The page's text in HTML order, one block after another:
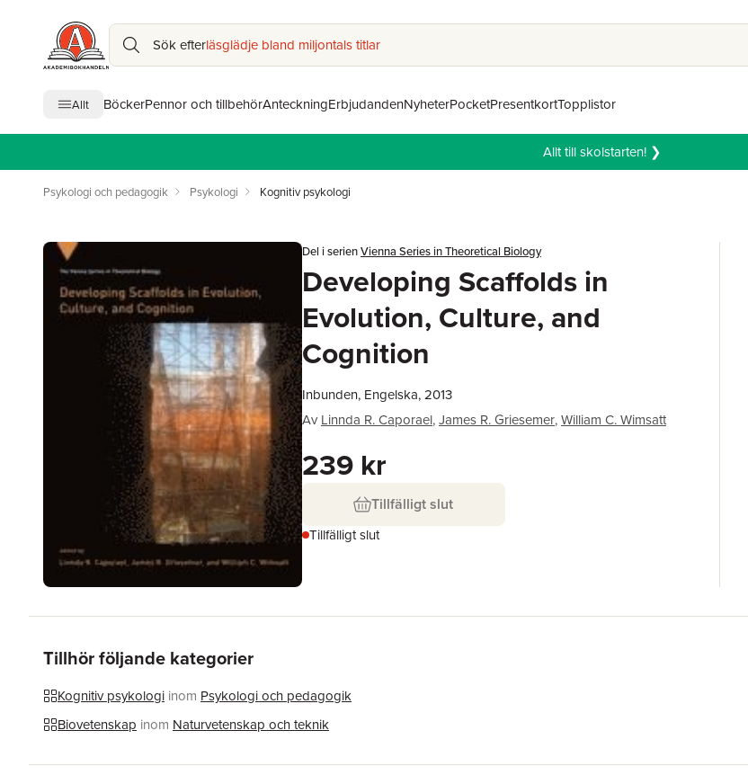
Sök efterläsglädje bland miljontals titlar
Allt BöckerPennor och tillbehörAnteckningErbjudandenNyheterPocketPresentkortTopplistor
Allt till skolstarten! ❯
Psykologi och pedagogik Psykologi Kognitiv psykologi
Del i serienVienna Series in Theoretical Biology
Developing Scaffolds in
Evolution, Culture, and
Cognition
Inbunden, Engelska, 2013
Av Linnda R. Caporael,James R. Griesemer,William C. Wimsatt
239 kr
Tillfälligt slut
Tillfälligt slut
Tillhör följande kategorier
Kognitiv psykologi inom Psykologi och pedagogik
Biovetenskap inom Naturvetenskap och teknik